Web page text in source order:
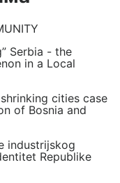
Serbia - the
in a Local
cities case
of Bosnia and
industrijskog
Republike